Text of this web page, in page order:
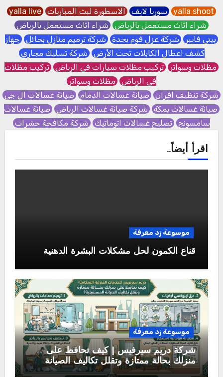
yalla shoot سوريا لايف الاسطورة لبث المباريات yalla live
شراء اثاث مستعمل بالرياض شراء اثاث مستعمل بالرياض
بيتي فايبر شركة عزل فوم بجدة شركة ترميم منازل بحائل جهاز
كشف اعطال الكابلات تحت الأرض شركة تسليك مجاري
مظلات وسواتر تركيب مظلات سيارات في الرياض تركيب مظلات
في الرياض مظلات وسواتر
شركة تنظيف افران صيانة غسالات الدمام صيانة غسالات ال جي
صيانة غسالات بمكة شركة صيانة غسالات الرياض صيانة غسالات
سامسونج تصليح غسالات اتوماتيك شركة مكافحة حشرات
اقرأ أيضاً..
موسوعة زد معرفة
قناع الكمون لحل مشكلات البشرة الدهنية
موسوعة زد معرفة
شركة دريم سيرفيس | كيف تحافظ على
منزلك بحالة ممتازة وتقلل تكاليف الصيانة
المستقبلية؟